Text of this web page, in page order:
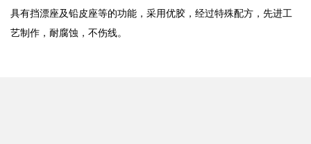
具有挡漂座及铅皮座等的功能，采用优胶，经过特殊配方，先进工
艺制作，耐腐蚀，不伤线。